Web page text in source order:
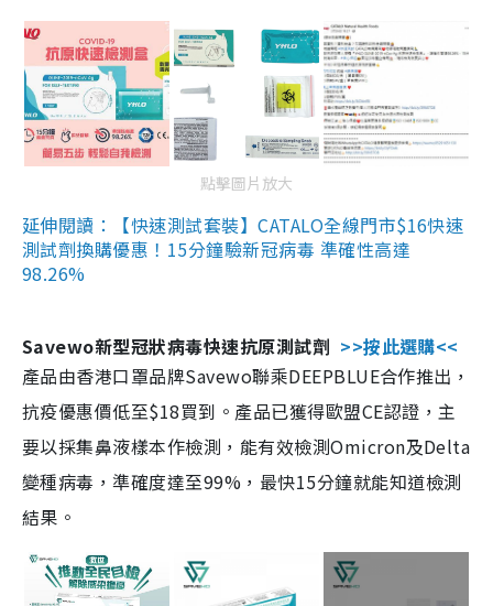
點擊圖片放大
延伸閱讀：【快速測試套裝】CATALO全線門市$16快速
測試劑換購優惠！15分鐘驗新冠病毒 準確性高達
98.26%
Savewo新型冠狀病毒快速抗原測試劑 >>按此選購<<
產品由香港口罩品牌Savewo聯乘DEEPBLUE合作推出，
抗疫優惠價低至$18買到。產品已獲得歐盟CE認證，主
要以採集鼻液樣本作檢測，能有效檢測Omicron及Delta
變種病毒，準確度達至99%，最快15分鐘就能知道檢測
結果。